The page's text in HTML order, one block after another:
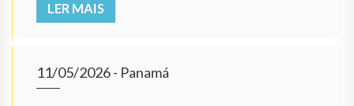
LER MAIS
11/05/2026- Panamá